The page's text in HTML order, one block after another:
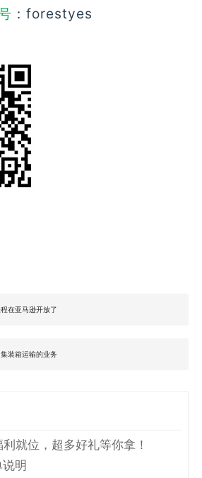
：forestyes
在亚马逊开放了
装箱运输的业务
就位，超多好礼等你拿！
明